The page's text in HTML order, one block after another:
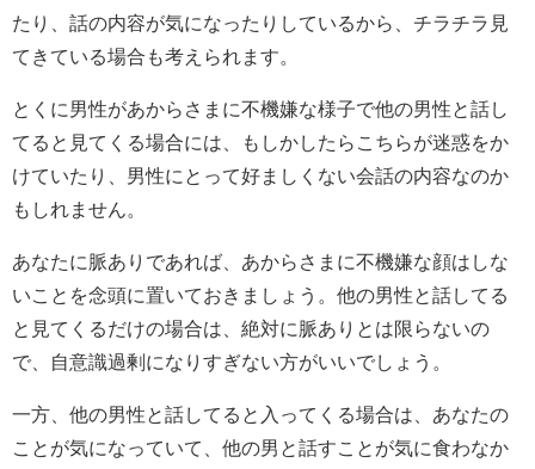
たり、話の内容が気になったりしているから、チラチラ見
てきている場合も考えられます。
とくに男性があからさまに不機嫌な様子で他の男性と話し
てると見てくる場合には、もしかしたらこちらが迷惑をか
けていたり、男性にとって好ましくない会話の内容なのか
もしれません。
あなたに脈ありであれば、あからさまに不機嫌な顔はしな
いことを念頭に置いておきましょう。他の男性と話してる
と見てくるだけの場合は、絶対に脈ありとは限らないの
で、自意識過剰になりすぎない方がいいでしょう。
一方、他の男性と話してると入ってくる場合は、あなたの
ことが気になっていて、他の男と話すことが気に食わなか